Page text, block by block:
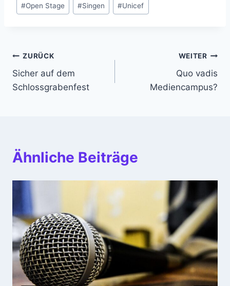
#Open Stage #Singen #Unicef
Beitragsnavigation
ZURÜCK
Sicher auf dem
Schlossgrabenfest
WEITER
Quo vadis
Mediencampus?
Ähnliche Beiträge